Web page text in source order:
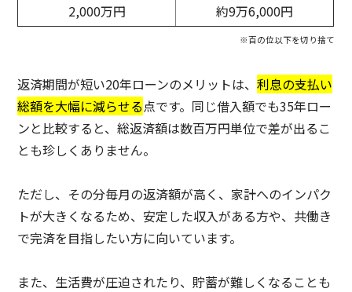
2,000万円
約9万6,000円
※百の位以下を切り捨て
返済期間が短い20年ローンのメリットは、利息の支払い
総額を大幅に減らせる点です。同じ借入額でも35年ロー
ンと比較すると、総返済額は数百万円単位で差が出るこ
とも珍しくありません。
ただし、その分毎月の返済額が高く、家計へのインパク
トが大きくなるため、安定した収入がある方や、共働き
で完済を目指したい方に向いています。
また、生活費が圧迫されたり、貯蓄が難しくなることも